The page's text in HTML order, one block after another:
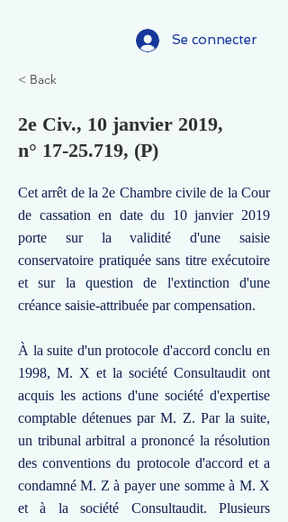
Se connecter
< Back
2e Civ., 10 janvier 2019,
n° 17-25.719, (P)
Cet arrêt de la 2e Chambre civile de la Cour
de cassation en date du 10 janvier 2019
porte sur la validité d'une saisie
conservatoire pratiquée sans titre exécutoire
et sur la question de l'extinction d'une
créance saisie-attribuée par compensation.
À la suite d'un protocole d'accord conclu en
1998, M. X et la société Consultaudit ont
acquis les actions d'une société d'expertise
comptable détenues par M. Z. Par la suite,
un tribunal arbitral a prononcé la résolution
des conventions du protocole d'accord et a
condamné M. Z à payer une somme à M. X
et à la société Consultaudit. Plusieurs